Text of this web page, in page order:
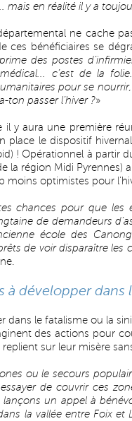
mais en réalité il y a
ne cache
ces bénéficiaires se
des postes
c’est de la
pour se
ton passer l’hiver ?»
il y aura une première
place le dispositif
! Opérationnel à partir
la région Midi Pyrennes)
moins optimistes pour
chances pour que les
de demandeurs
école des
de voir disparaître les
à développer dans
dans le fatalisme ou la
des actions pour
sur leur misère
ou le secours
de couvrir ces
un appel à
la vallée entre Foix